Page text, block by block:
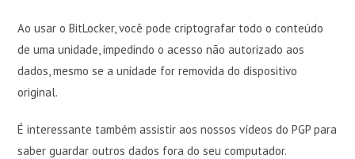
Ao usar o BitLocker, você pode criptografar todo o conteúdo
de uma unidade, impedindo o acesso não autorizado aos
dados, mesmo se a unidade for removida do dispositivo
original.
É interessante também assistir aos nossos vídeos do PGP para
saber guardar outros dados fora do seu computador.